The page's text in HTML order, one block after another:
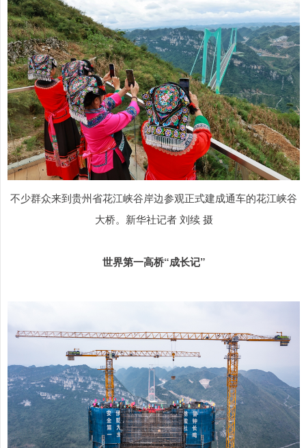
不少群众来到贵州省花江峡谷岸边参观正式建成通车的花江峡谷
大桥。新华社记者 刘续 摄
世界第一高桥“成长记”